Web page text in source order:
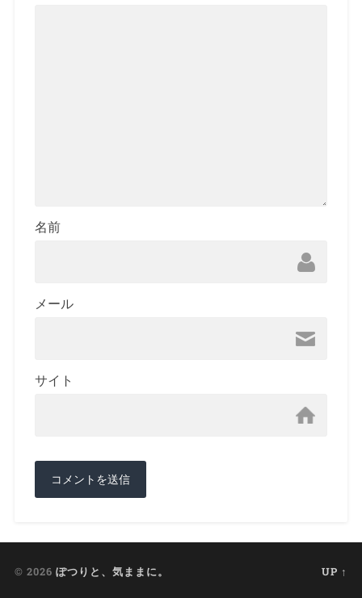
名前
メール
サイト
© 2026 ぽつりと、気ままに。 UP ↑